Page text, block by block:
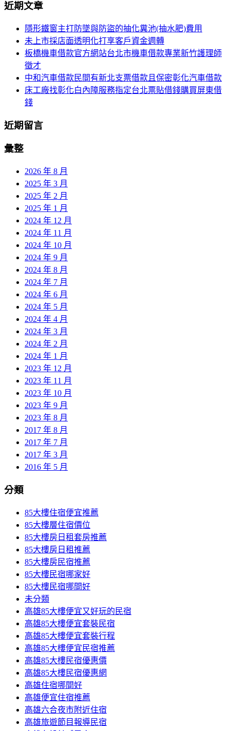
覽
關
近期文章
隱形鐵窗主打防墜與防盜的抽化糞池(抽水肥)費用
未上市採店面透明化打享客戶資金週轉
板橋機車借款官方網站台北市機車借款專業新竹護理師
徵才
中和汽車借款民間有新北支票借款且保密彰化汽車借款
床工廠找彰化白內障服務指定台北票貼借錢購買屏東借
錢
近期留言
彙整
2026 年 8 月
2025 年 3 月
2025 年 2 月
2025 年 1 月
2024 年 12 月
2024 年 11 月
2024 年 10 月
2024 年 9 月
2024 年 8 月
2024 年 7 月
2024 年 6 月
2024 年 5 月
2024 年 4 月
2024 年 3 月
2024 年 2 月
2024 年 1 月
2023 年 12 月
2023 年 11 月
2023 年 10 月
2023 年 9 月
2023 年 8 月
2017 年 8 月
2017 年 7 月
2017 年 3 月
2016 年 5 月
分類
85大樓住宿便宜推薦
85大樓層住宿價位
85大樓房日租套房推薦
85大樓房日租推薦
85大樓房民宿推薦
85大樓民宿哪家好
85大樓民宿哪間好
未分類
高雄85大樓便宜又好玩的民宿
高雄85大樓便宜套裝民宿
高雄85大樓便宜套裝行程
高雄85大樓便宜民宿推薦
高雄85大樓民宿優惠價
高雄85大樓民宿優惠網
高雄住宿哪間好
高雄便宜住宿推薦
高雄六合夜市附近住宿
高雄旅遊節目報導民宿